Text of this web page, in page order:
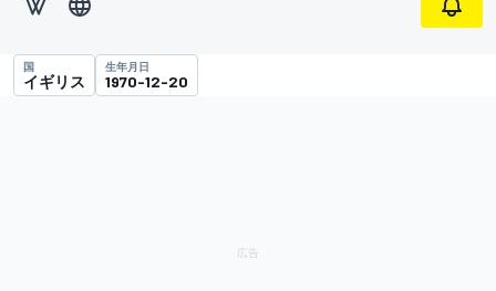
国
イギリス
生年月日
1970-12-20